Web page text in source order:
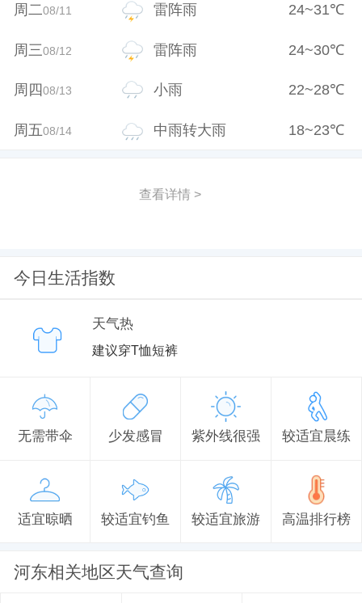
周二08/11 雷阵雨 24~31℃
周三08/12 雷阵雨 24~30℃
周四08/13 小雨 22~28℃
周五08/14 中雨转大雨 18~23℃
查看详情 >
今日生活指数
天气热
建议穿T恤短裤
无需带伞 少发感冒 紫外线很强 较适宜晨练
适宜晾晒 较适宜钓鱼 较适宜旅游 高温排行榜
河东相关地区天气查询